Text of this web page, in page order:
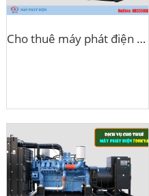
Cho thuê máy phát điện Denyo